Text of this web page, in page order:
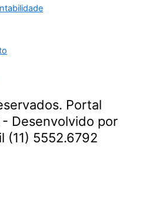
Portal
Desenvolvido por
(11) 5552.6792